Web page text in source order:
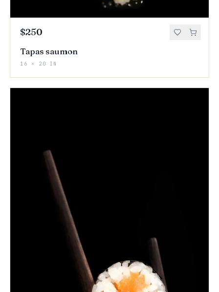
$250
Tapas saumon
16 × 20 IN